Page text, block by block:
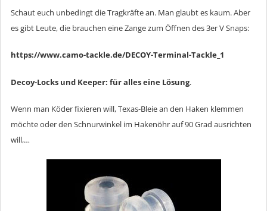
Schaut euch unbedingt die Tragkräfte an. Man glaubt es kaum. Aber
es gibt Leute, die brauchen eine Zange zum Öffnen des 3er V Snaps:
https://www.camo-tackle.de/DECOY-Terminal-Tackle_1
Decoy-Locks und Keeper: für alles eine Lösung.
Wenn man Köder fixieren will, Texas-Bleie an den Haken klemmen
möchte oder den Schnurwinkel im Hakenöhr auf 90 Grad ausrichten
will,…